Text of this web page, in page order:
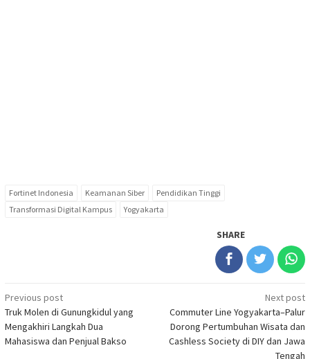
Fortinet Indonesia Keamanan Siber
Pendidikan Tinggi
Transformasi Digital Kampus
Yogyakarta
SHARE
Post
navigation
Previous post
Truk Molen di Gunungkidul yang
Mengakhiri Langkah Dua
Mahasiswa dan Penjual Bakso
Next post
Commuter Line Yogyakarta–Palur
Dorong Pertumbuhan Wisata dan
Cashless Society di DIY dan Jawa
Tengah